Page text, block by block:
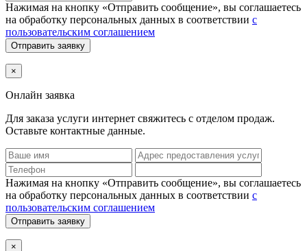
Нажимая на кнопку «Отправить сообщение», вы соглашаетесь
на обработку персональных данных в соответствии с
пользовательским соглашением
Отправить заявку
×
Онлайн заявка
Для заказа услуги интернет свяжитесь с отделом продаж.
Оставьте контактные данные.
Нажимая на кнопку «Отправить сообщение», вы соглашаетесь
на обработку персональных данных в соответствии с
пользовательским соглашением
Отправить заявку
×